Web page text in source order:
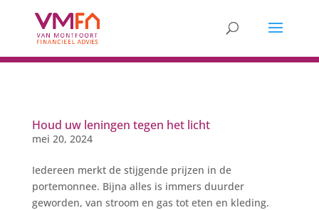
Houd uw leningen tegen het licht
mei 20, 2024
Iedereen merkt de stijgende prijzen in de
portemonnee. Bijna alles is immers duurder
geworden, van stroom en gas tot eten en kleding.